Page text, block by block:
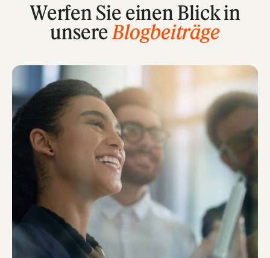
Werfen Sie einen Blick in
unsere Blogbeiträge